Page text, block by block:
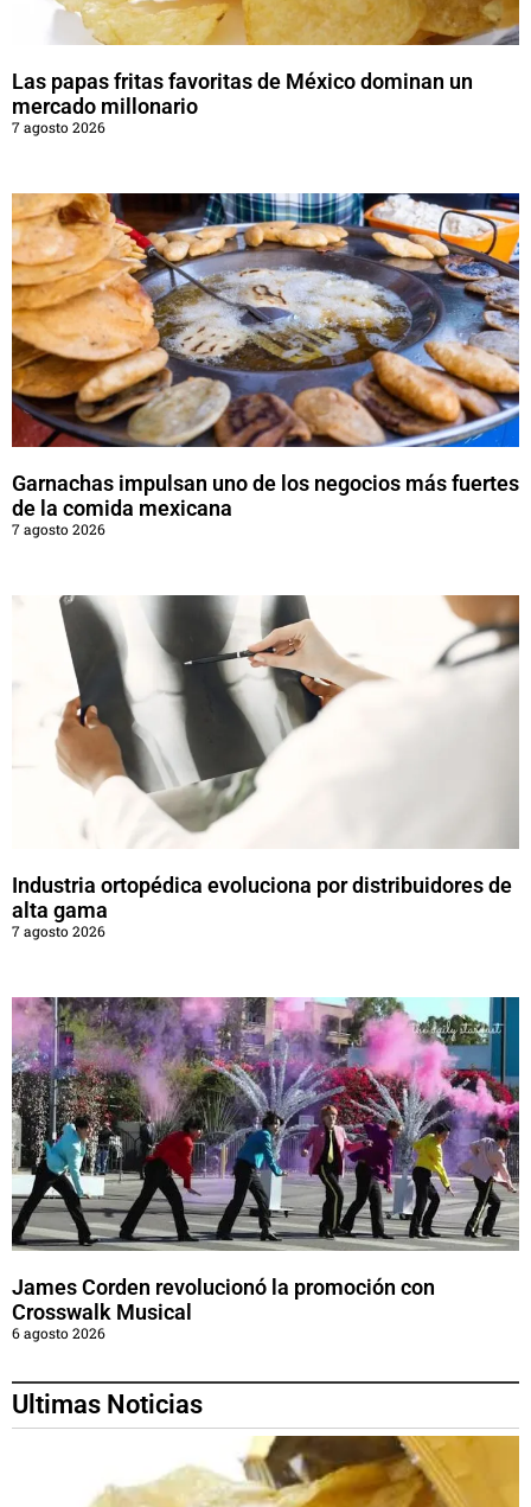
Las papas fritas favoritas de México dominan un
mercado millonario
7 agosto 2026
Garnachas impulsan uno de los negocios más fuertes
de la comida mexicana
7 agosto 2026
Industria ortopédica evoluciona por distribuidores de
alta gama
7 agosto 2026
James Corden revolucionó la promoción con
Crosswalk Musical
6 agosto 2026
Ultimas Noticias